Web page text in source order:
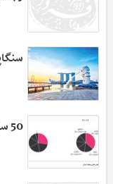
50 سال رونق اقتصادی